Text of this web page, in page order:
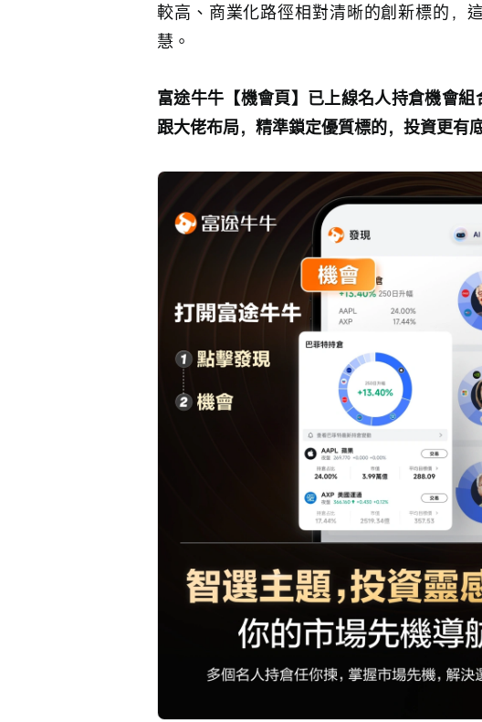
較高、商業化路徑相對清晰的創新標的，
慧。
富途牛牛【機會頁】已上線名人持倉機會
跟大佬布局，精準鎖定優質標的，投資更有底